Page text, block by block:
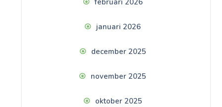
februari 2026
januari 2026
december 2025
november 2025
oktober 2025